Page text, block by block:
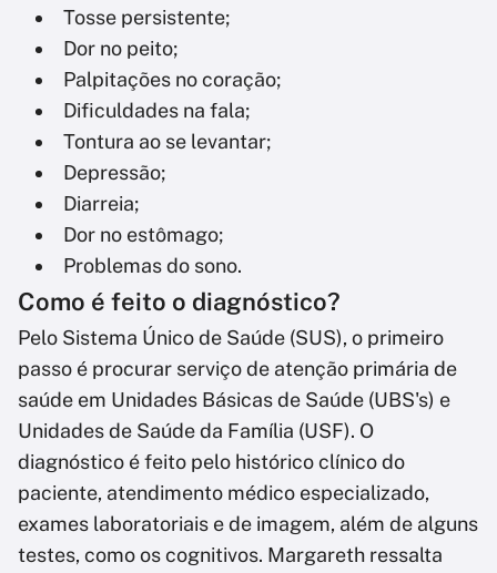
Tosse persistente;
Dor no peito;
Palpitações no coração;
Dificuldades na fala;
Tontura ao se levantar;
Depressão;
Diarreia;
Dor no estômago;
Problemas do sono.
Como é feito o diagnóstico?
Pelo Sistema Único de Saúde (SUS), o primeiro
passo é procurar serviço de atenção primária de
saúde em Unidades Básicas de Saúde (UBS's) e
Unidades de Saúde da Família (USF). O
diagnóstico é feito pelo histórico clínico do
paciente, atendimento médico especializado,
exames laboratoriais e de imagem, além de alguns
testes, como os cognitivos. Margareth ressalta